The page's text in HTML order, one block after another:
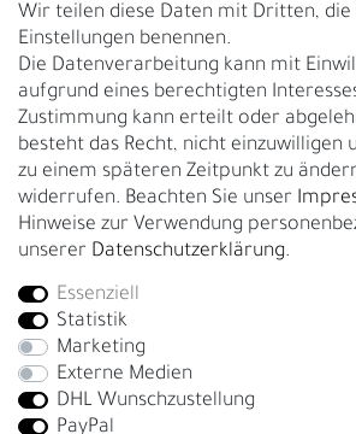
Über uns
Rückgabe
Gürtelgröße messen
Garantie
GESCHÄFTSKUNDEN & HÄNDLER
B2B Geschäftskunden
Bei Fragen wenden Sie sich direkt an unser
+4917663727338
Montag - Freitag, 09:00 - 14:00
info@fronhofer.com
Wir teilen diese Daten mit Dritten, die
Einstellungen benennen.
Die Datenverarbeitung kann mit
aufgrund eines berechtigten
Zustimmung kann erteilt oder
besteht das Recht, nicht einzuwilligen
zu einem späteren Zeitpunkt zu
widerrufen. Beachten Sie unser
Hinweise zur Verwendung
unserer Daten­schutz­erklärung.
Essenziell
Statistik
Marketing
Externe Medien
DHL Wunschzustellung
PayPal